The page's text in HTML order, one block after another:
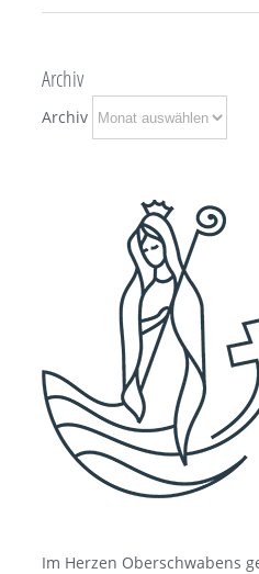
Archiv
Archiv
Im Herzen Oberschwabens